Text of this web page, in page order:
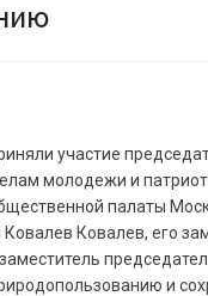
участие
молодежи и
палаты
Ковалев, его
и